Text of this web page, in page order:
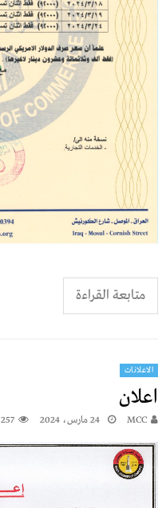
متابعة القراءة
الاعلانات
اعلان
MCC 24 مارس، 2024 257